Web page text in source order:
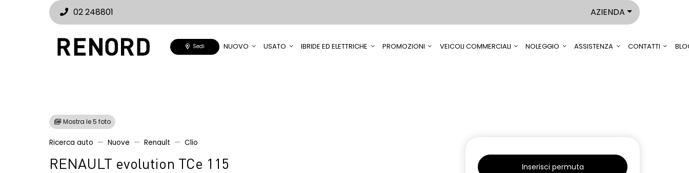
02 248801 AZIENDA
Sedi NUOVO USATO IBRIDE ED ELETTRICHE PROMOZIONI VEICOLI COMMERCIALI NOLEGGIO ASSISTENZA CONTATTI
Mostra le 5 foto
Ricerca auto Nuove Renault Clio
RENAULT evolution TCe 115
Inserisci permuta